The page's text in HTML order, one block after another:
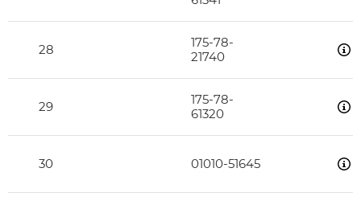
28
175-78-
21740
29
175-78-
61320
30 01010-51645